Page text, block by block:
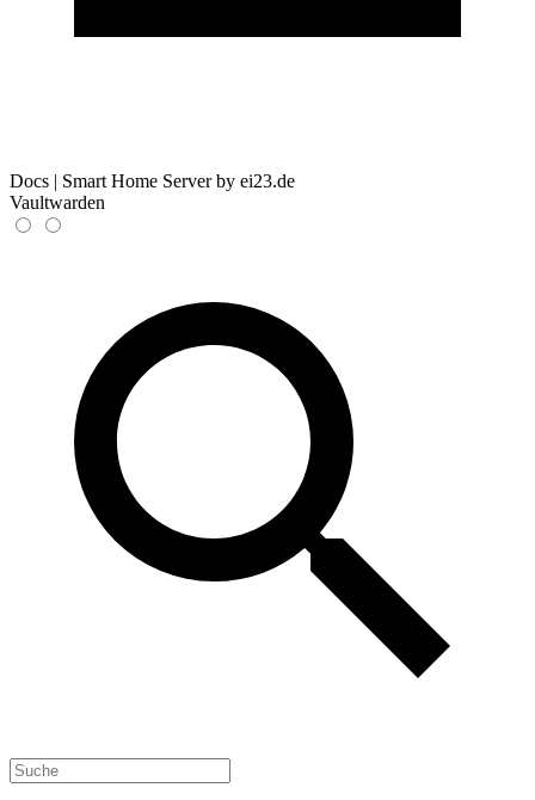
Docs | Smart Home Server by ei23.de
Vaultwarden